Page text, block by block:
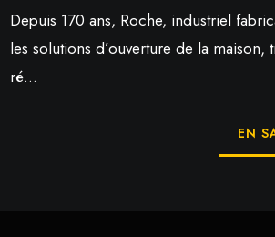
Depuis 170 ans, Roche, industriel
les solutions d’ouverture de la maison,
ré...
EN